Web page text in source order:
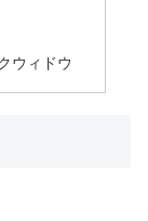
ウィドウ